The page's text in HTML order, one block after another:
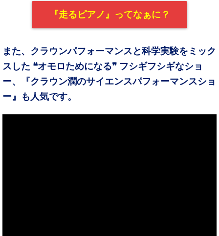
『走るピアノ』ってなぁに？
また、クラウンパフォーマンスと科学実験をミック
スした ❝オモロためになる❞ フシギフシギなショ
ー、『クラウン潤のサイエンスパフォーマンスショ
ー』も人気です。